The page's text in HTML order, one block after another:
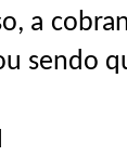
a
sendo